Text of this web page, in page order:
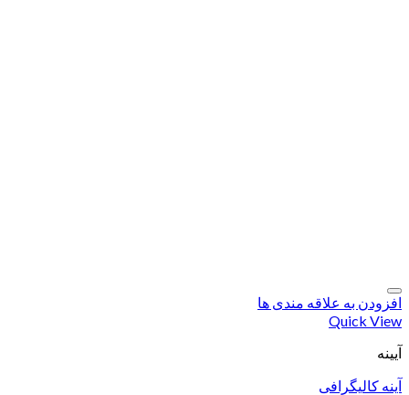
افزودن به علاقه مندی ها
Quick View
آیینه
آینه کالیگرافی